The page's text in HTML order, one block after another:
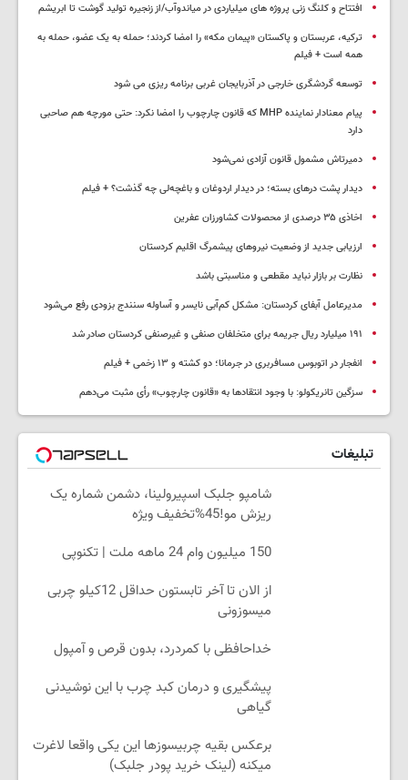
افتتاح و کلنگ زنی پروژه های میلیاردی در میاندوآب/از زنجیره تولید گوشت تا ابریشم
ترکیه، عربستان و پاکستان «پیمان مکه» را امضا کردند؛ حمله به یک عضو، حمله به
همه است + فیلم
توسعه گردشگری خارجی در آذربایجان غربی برنامه ریزی می شود
پیام معنادار نماینده MHP که قانون چارچوب را امضا نکرد: حتی مورچه هم صاحبی
دارد
دمیرتاش مشمول قانون آزادی نمی‌شود
دیدار پشت درهای بسته؛ در دیدار اردوغان و باغچه‌لی چه گذشت؟ + فیلم
اخاذی ۳۵ درصدی از محصولات کشاورزان عفرین
ارزیابی جدید از وضعیت نیروهای پیشمرگ اقلیم کردستان
نظارت بر بازار نباید مقطعی و مناسبتی باشد
مدیرعامل آبفای کردستان: مشکل کم‌آبی نایسر و آساوله سنندج بزودی رفع می‌شود
۱۹۱ میلیارد ریال جریمه برای متخلفان صنفی و غیرصنفی کردستان صادر شد
انفجار در اتوبوس مسافربری در جرمانا؛ دو کشته و ۱۳ زخمی + فیلم
سزگین تانریکولو: با وجود انتقادها به «قانون چارچوب» رأی مثبت می‌دهم
تبلیغات
شامپو جلبک اسپیرولینا، دشمن شماره یک
ریزش مو!45%تخفیف ویژه
150 میلیون وام 24 ماهه ملت | تکنوپی
از الان تا آخر تابستون حداقل 12کیلو چربی
میسوزونی
خداحافظی با کمردرد، بدون قرص و آمپول
پیشگیری و درمان کبد چرب با این نوشیدنی
گیاهی
برعکس بقیه چربیسوزها این یکی واقعا لاغرت
میکنه (لینک خرید پودر جلبک)